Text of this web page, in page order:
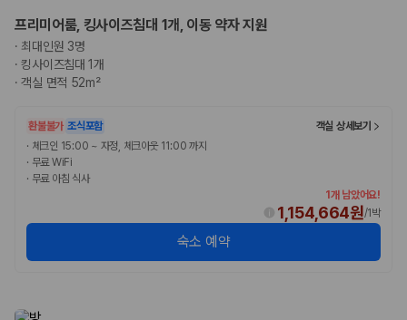
제주렌트카 가격비교 자주 묻는 질문
Q. 제주렌트카 가격비교는 카모아에서 어떻게 하나요?
A. 대여일, 반납일, 인수 지역을 선택하면 제주도 렌트카 업체별 가격, 차종,
보험 조건, 예약 가능 차량을 한 번에 비교할 수 있습니다.
Q. 제주공항 근처 렌트카도 비교할 수 있나요?
Q. 제주 렌트카 가격비교 시 보험도 함께 비교할 수 있나요?
Q. 가족 여행에는 어떤 제주 렌트카를 비교해야 하나요?
제주도 렌트카 실시간 최저가 가격비교
카모아 사이트맵
프리미어룸, 킹사이즈침대 1개, 이동 약자 지원
· 최대인원 3명
·킹사이즈침대 1개
·객실 면적 52m²
환불불가 조식포함
객실 상세보기
· 체크인 15:00 ~ 자정, 체크아웃 11:00 까지
· 무료 WiFi
· 무료 아침 식사
1개 남았어요!
1,154,664원/1박
숙소 예약